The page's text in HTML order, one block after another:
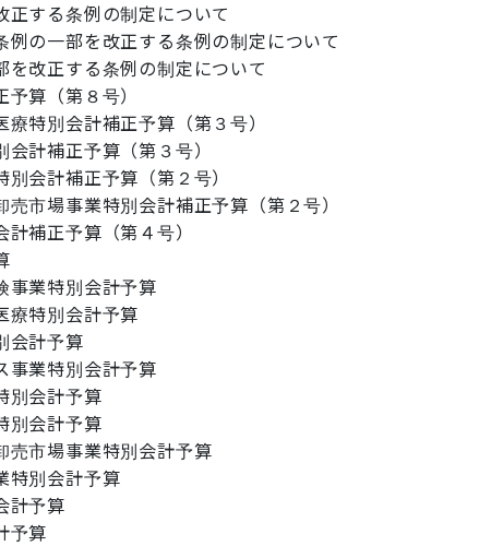
する条例の制定について
の一部を改正する条例の制定について
改正する条例の制定について
算（第８号）
特別会計補正予算（第３号）
計補正予算（第３号）
会計補正予算（第２号）
市場事業特別会計補正予算（第２号）
補正予算（第４号）
業特別会計予算
特別会計予算
会計予算
業特別会計予算
別会計予算
別会計予算
市場事業特別会計予算
特別会計予算
計予算
予算